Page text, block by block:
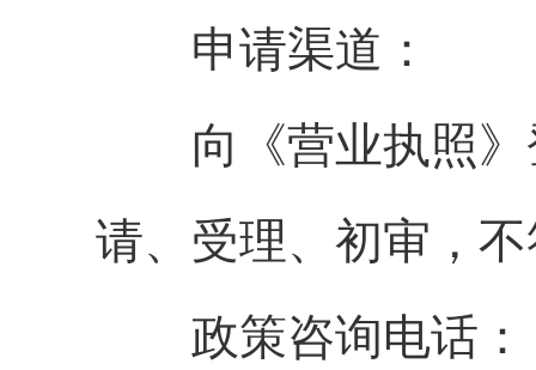
申请渠道：
向《营业执照》
请、受理、初审，
政策咨询电话：